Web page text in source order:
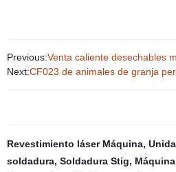
Previous:Venta caliente desechables
Next:CF023 de animales de granja
Revestimiento láser Máquina,
soldadura, Soldadura Stig,